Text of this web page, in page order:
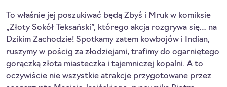
To właśnie jej poszukiwać będą Zbyś i Mruk w komiksie
„Złoty Sokół Teksański”, którego akcja rozgrywa się… na
Dzikim Zachodzie! Spotkamy zatem kowbojów i Indian,
ruszymy w pościg za złodziejami, trafimy do ogarniętego
gorączką złota miasteczka i tajemniczej kopalni. A to
oczywiście nie wszystkie atrakcje przygotowane przez